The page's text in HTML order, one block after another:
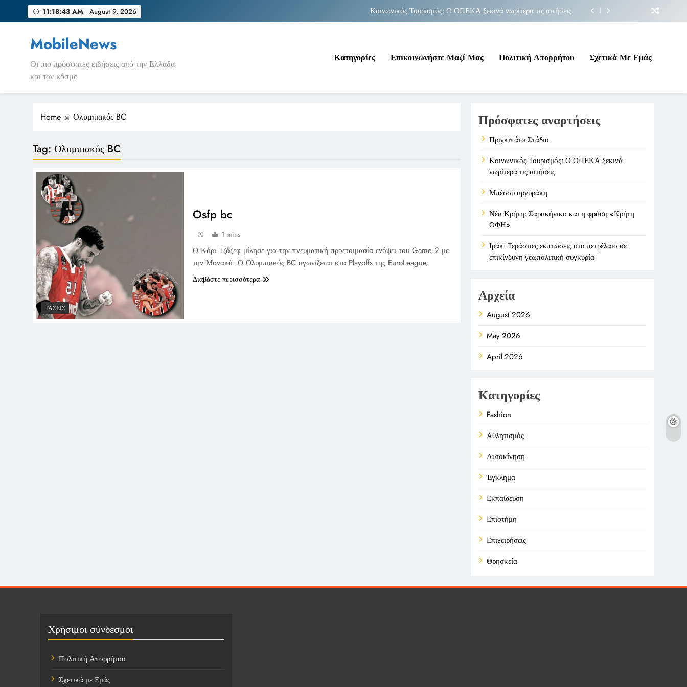
11:18:43 AM August 9, 2026
Κοινωνικός Τουρισμός: Ο ΟΠΕΚΑ ξεκινά νωρίτερα τις αιτήσεις
Νέα Κρήτη: Σαρακήνικο και η φράση «Κρήτη ΟΦΗ»
Κοινωνικός Τουρισμός: Ο ΟΠΕΚΑ ξεκινά νωρίτερα τις αιτήσεις
Μπέσσυ αργυράκη
Νέα Κρήτη: Σαρακήνικο και η φράση «Κρήτη ΟΦΗ»
MobileNews
Οι πιο πρόσφατες ειδήσεις από την Ελλάδα
και τον κόσμο
Κατηγορίες Επικοινωνήστε Μαζί Μας Πολιτική Απορρήτου Σχετικά Με Εμάς
Home Ολυμπιακός BC
Tag: Ολυμπιακός BC
ΤΆΣΕΙΣ
Osfp bc
1 mins
Ο Κόρι Τζόζεφ μίλησε για την πνευματική προετοιμασία ενόψει του Game 2 με
την Μονακό. Ο Ολυμπιακός BC αγωνίζεται στα Playoffs της EuroLeague.
Διαβάστε περισσότερα
Πρόσφατες αναρτήσεις
Πριγκιπάτο Στάδιο
Κοινωνικός Τουρισμός: Ο ΟΠΕΚΑ ξεκινά
νωρίτερα τις αιτήσεις
Μπέσσυ αργυράκη
Νέα Κρήτη: Σαρακήνικο και η φράση «Κρήτη
ΟΦΗ»
Ιράκ: Τεράστιες εκπτώσεις στο πετρέλαιο σε
επικίνδυνη γεωπολιτική συγκυρία
Αρχεία
August 2026
May 2026
April 2026
Κατηγορίες
Fashion
Αθλητισμός
Αυτοκίνηση
Έγκλημα
Εκπαίδευση
Επιστήμη
Επιχειρήσεις
Θρησκεία
Χρήσιμοι σύνδεσμοι
Πολιτική Απορρήτου
Σχετικά με Εμάς